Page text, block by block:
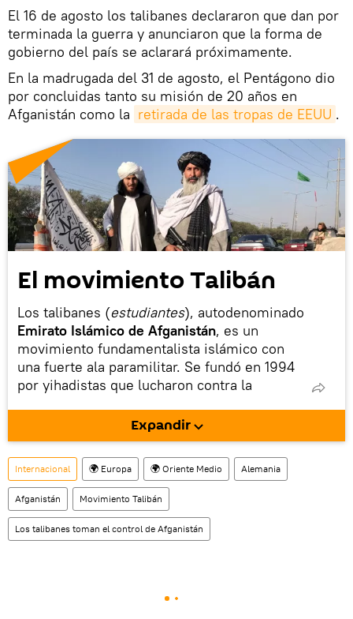
El 16 de agosto los talibanes declararon que dan por
terminada la guerra y anunciaron que la forma de
gobierno del país se aclarará próximamente.
En la madrugada del 31 de agosto, el Pentágono dio
por concluidas tanto su misión de 20 años en
Afganistán como la retirada de las tropas de EEUU .
El movimiento Talibán
Los talibanes (estudiantes), autodenominado
Emirato Islámico de Afganistán, es un
movimiento fundamentalista islámico con
una fuerte ala paramilitar. Se fundó en 1994
por yihadistas que lucharon contra la
contingente soviético que lo apoyaba.
Dominó el país desde 1996 tras ganar la
guerra civil.Refugió a Osama bin Ladeny fue
derrocado durante la invasión de EEUU tras
el 11S, pero recuperó el poder con la retirada
estadounidense en 2021.
Es consideradoun grupo terrorista
Expandir
Internacional 🌍 Europa 🌍 Oriente Medio Alemania
Afganistán Movimiento Talibán
Los talibanes toman el control de Afganistán